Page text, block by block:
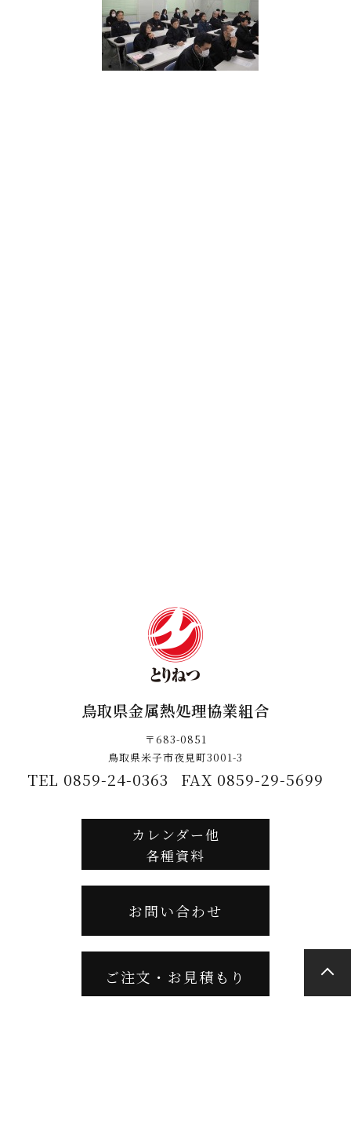
鳥取県金属熱処理協業組合
〒683-0851
鳥取県米子市夜見町3001-3
TEL 0859-24-0363 FAX 0859-29-5699
カレンダー他
各種資料
お問い合わせ
ご注文・お見積もり